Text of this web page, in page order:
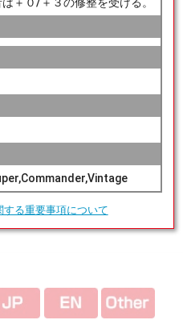
する重要事項について